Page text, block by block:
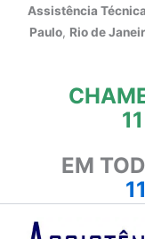
Assistência
Paulo, Rio de
EM